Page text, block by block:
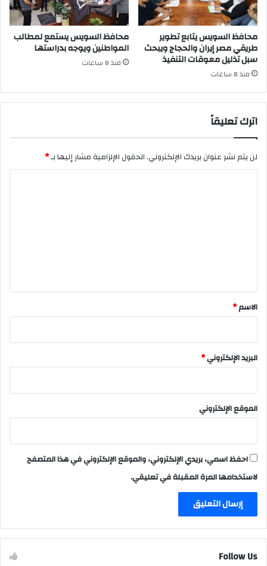
محافظ السويس يتابع تطوير
طريقي مصر إيران والحجاج ويبحث
سبل تذليل معوقات التنفيذ
منذ 8 ساعات
محافظ السويس يستمع لمطالب
المواطنين ويوجه بدراستها
منذ 8 ساعات
اترك تعليقاً
لن يتم نشر عنوان بريدك الإلكتروني.الحقول الإلزامية مشار إليها بـ*
*
الاسم*
البريد الإلكتروني*
الموقع الإلكتروني
احفظ اسمي، بريدي الإلكتروني، والموقع الإلكتروني في هذا المتصفح
لاستخدامها المرة المقبلة في تعليقي.
Follow Us